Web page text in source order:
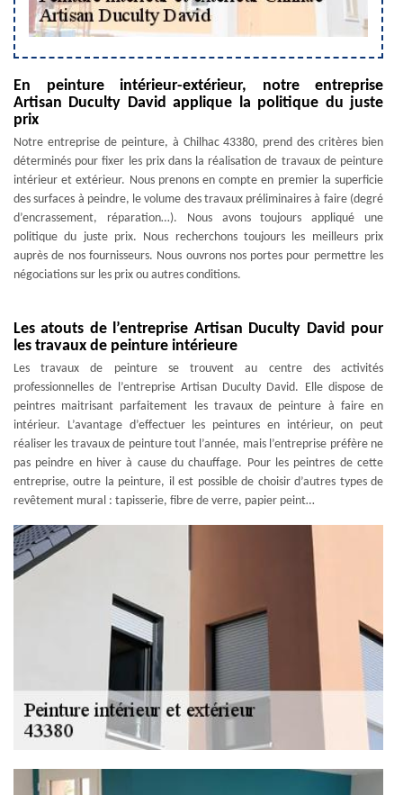
En peinture intérieur-extérieur, notre entreprise
Artisan Duculty David applique la politique du juste
prix
Notre entreprise de peinture, à Chilhac 43380, prend des critères bien
déterminés pour fixer les prix dans la réalisation de travaux de peinture
intérieur et extérieur. Nous prenons en compte en premier la superficie
des surfaces à peindre, le volume des travaux préliminaires à faire (degré
d’encrassement, réparation…). Nous avons toujours appliqué une
politique du juste prix. Nous recherchons toujours les meilleurs prix
auprès de nos fournisseurs. Nous ouvrons nos portes pour permettre les
négociations sur les prix ou autres conditions.
Les atouts de l’entreprise Artisan Duculty David pour
les travaux de peinture intérieure
Les travaux de peinture se trouvent au centre des activités
professionnelles de l’entreprise Artisan Duculty David. Elle dispose de
peintres maitrisant parfaitement les travaux de peinture à faire en
intérieur. L’avantage d’effectuer les peintures en intérieur, on peut
réaliser les travaux de peinture tout l’année, mais l’entreprise préfère ne
pas peindre en hiver à cause du chauffage. Pour les peintres de cette
entreprise, outre la peinture, il est possible de choisir d’autres types de
revêtement mural : tapisserie, fibre de verre, papier peint…